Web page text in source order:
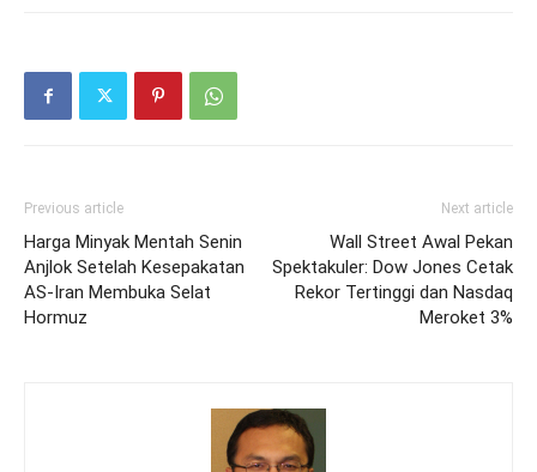
Previous article
Harga Minyak Mentah Senin
Anjlok Setelah Kesepakatan
AS-Iran Membuka Selat
Hormuz
Next article
Wall Street Awal Pekan
Spektakuler: Dow Jones Cetak
Rekor Tertinggi dan Nasdaq
Meroket 3%